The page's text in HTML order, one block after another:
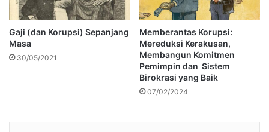
Gaji (dan Korupsi) Sepanjang
Masa
30/05/2021
Memberantas Korupsi:
Mereduksi Kerakusan,
Membangun Komitmen
Pemimpin dan Sistem
Birokrasi yang Baik
07/02/2024